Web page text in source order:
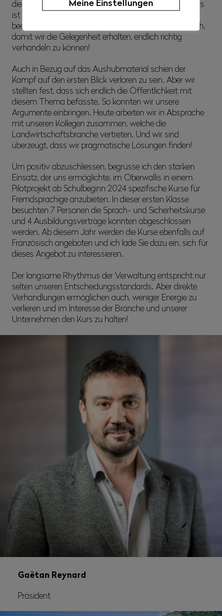
die Anerkennung unserer Besonderheiten zu fordern. Es
ist wieder ein Misserfolg, aber das Spiel ist noch nicht
beendet. Wir hoffen auf grössere Änderungen in Zürich,
damit wir die Gelegenheit erhalten, endlich richtig
verhandeln zu können!
Auch in Bezug auf das Aushubmaterial schien der
Kampf auf den ersten Blick verloren zu sein. Aber wir
stellten fest, dass sich endlich die Öffentlichkeit mit
diesem Thema befasste. So konnten wir unsere
Argumente einbringen. Heute arbeiten wir in Absprache
mit unseren Kollegen zusammen, welche die
Landwirtschaftsbranche vertreten. Und wir sind
überzeugt, dass wir pragmatische Lösungen finden!
Um positiv abzuschliessen, begrüsse ich den starken
Einsatz, der uns ermöglichte, im Oberwallis in einem
Pilotprojekt ab Schulbeginn 2024 spezifische Kurse für
Fremdsprachige anzubieten. In dieser ersten Klasse
besuchten 7 Personen die Sprach- und Sicherheitskurse
und 4 Ausbildungsverträge konnten abgeschlossen
werden. Ab diesem Jahr werden die Kurse ebenfalls auf
Französisch angeboten und ich lade Sie dazu ein, sich für
dieses Angebot zu interessieren.
Der langsame Rhythmus der Verwaltung entspricht nur
selten unseren Entscheidungsstandards. Aber direkte
Verhandlungen ermöglichen auch, weniger Energie zu
verlieren und im Interesse der Branche und unserer
Unternehmen den Kurs zu halten!
Gaëtan Reynard
Präsident